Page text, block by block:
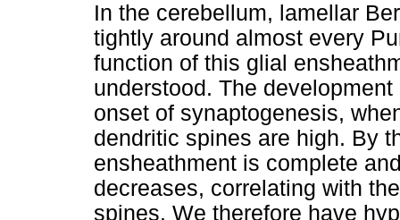
In the cerebellum, lamellar
tightly around almost every
function of this glial
understood. The
onset of synaptogenesis,
dendritic spines are high. By
ensheathment is complete
decreases, correlating with
spines. We therefore have